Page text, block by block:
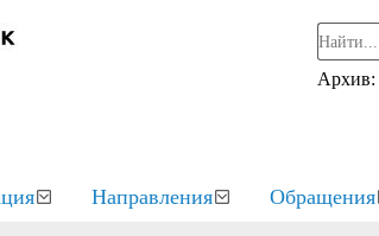
Архив:
Направления Обращения